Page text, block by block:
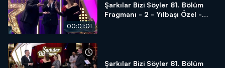
00:01:01
Şarkılar Bizi Söyler 81. Bölüm
Fragmanı - 2 - Yılbaşı Özel -
Şarkılar Bizi Söyler 81. Bölüm